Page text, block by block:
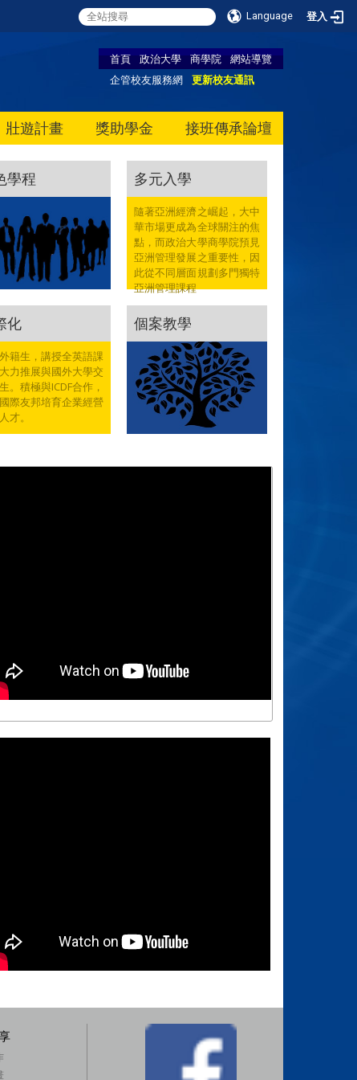
Language 登入
首頁 政治大學 商學院
網站導覽
企管校友服務網
更新校友通訊
壯遊計畫 獎助學金 接班傳承論壇
學程 多元入學
隨著亞洲經濟之崛起，大中
華市場更成為全球關注的焦
點，而政治大學商學院預見
亞洲管理發展之重要性，因
此從不同層面規劃多門獨特
亞洲管理課程
化
籍生，講授全英語課
力推展與國外大學交
。積極與ICDF合作，
際友邦培育企業經營
才。
個案教學